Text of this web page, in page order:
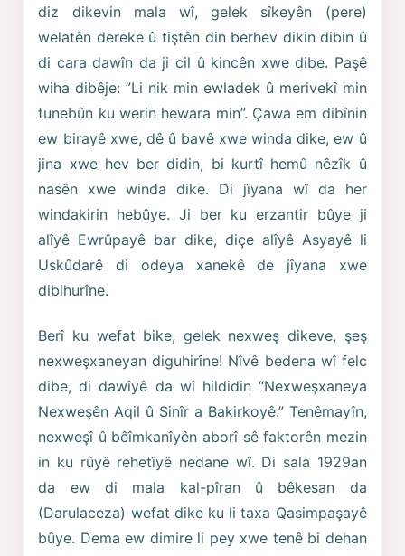
diz dikevin mala wî, gelek sîkeyên (pere)
welatên dereke û tiştên din berhev dikin dibin û
di cara dawîn da ji cil û kincên xwe dibe. Paşê
wiha dibêje: ”Li nik min ewladek û merivekî min
tunebûn ku werin hewara min”. Çawa em dibînin
ew birayê xwe, dê û bavê xwe winda dike, ew û
jina xwe hev ber didin, bi kurtî hemû nêzîk û
nasên xwe winda dike. Di jîyana wî da her
windakirin hebûye. Ji ber ku erzantir bûye ji
alîyê Ewrûpayê bar dike, diçe alîyê Asyayê li
Uskûdarê di odeya xanekê de jîyana xwe
dibihurîne.
Berî ku wefat bike, gelek nexweş dikeve, şeş
nexweşxaneyan diguhirîne! Nîvê bedena wî felc
dibe, di dawîyê da wî hildidin “Nexweşxaneya
Nexweşên Aqil û Sinîr a Bakirkoyê.” Tenêmayîn,
nexweşî û bêîmkanîyên aborî sê faktorên mezin
in ku rûyê rehetîyê nedane wî. Di sala 1929an
da ew di mala kal-pîran û bêkesan da
(Darulaceza) wefat dike ku li taxa Qasimpaşayê
bûye. Dema ew dimire li pey xwe tenê bi dehan